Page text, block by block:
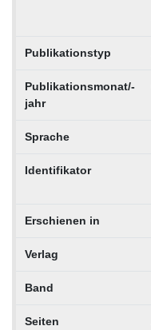
Publikationstyp
Publikationsmonat/-
jahr
Sprache
Identifikator
Erschienen in
Verlag
Band
Seiten